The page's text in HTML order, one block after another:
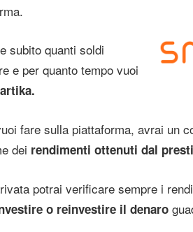
subito quanti soldi
e per quanto tempo vuoi
fare sulla piattaforma, avrai un
dei rendimenti ottenuti dal
potrai verificare sempre i
o reinvestire il denaro